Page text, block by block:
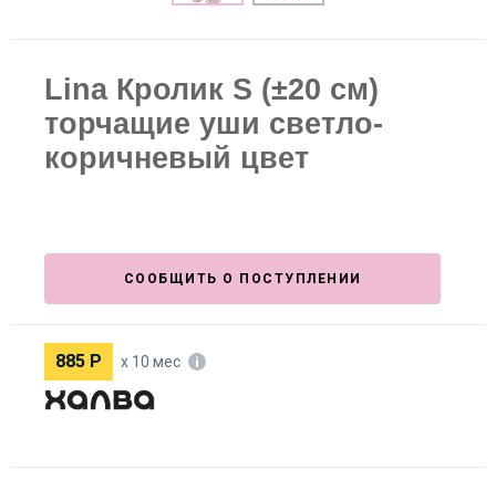
Lina Кролик S (±20 см)
торчащие уши светло-
коричневый цвет
СООБЩИТЬ О ПОСТУПЛЕНИИ
885 Р х 10 мес